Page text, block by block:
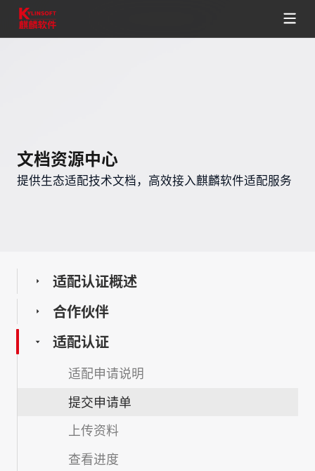
文档资源中心
提供生态适配技术文档，高效接入麒麟软件适配服务
适配认证概述
合作伙伴
适配认证
适配申请说明
提交申请单
上传资料
查看进度